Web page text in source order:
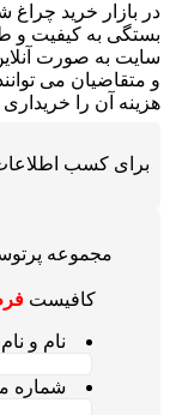
بازار خرید
به کیفیت و
به صورت آنلاین
متقاضیان می
آن را خریداری
برای کسب اطلاعات
مجموعه
کافیستفرم
نام و نام
شماره